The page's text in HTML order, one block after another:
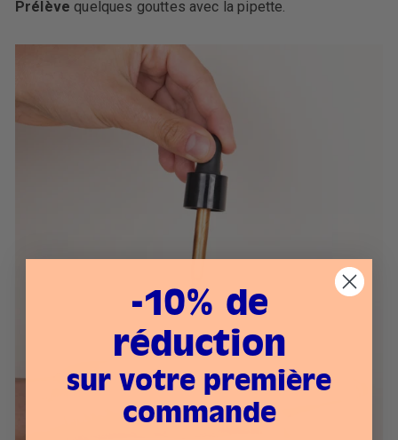
Prélève quelques gouttes avec la pipette.
-10% de
réduction
sur votre première
commande